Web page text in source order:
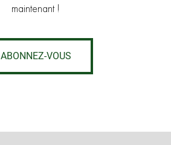
maintenant !
ABONNEZ-VOUS